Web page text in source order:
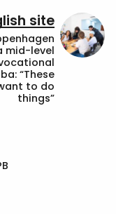
site
mid-level
“These
to do
things”